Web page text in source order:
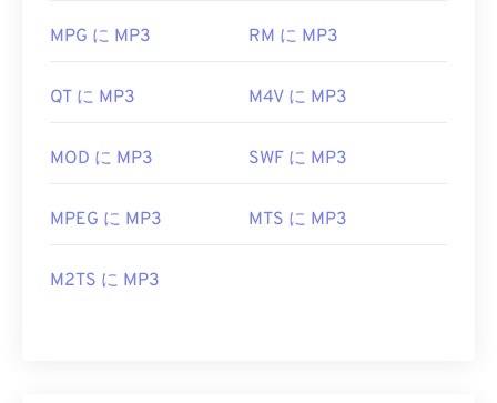
MPG に MP3 RM に MP3
QT に MP3 M4V に MP3
MOD に MP3 SWF に MP3
MPEG に MP3 MTS に MP3
M2TS に MP3